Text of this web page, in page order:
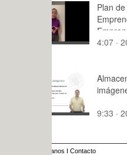
Plan de
Emprendimiento -
Emprender1
4:07 · 2021
Almacenamiento de
imágenes
9:33 · 2012